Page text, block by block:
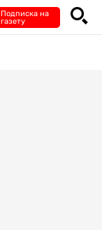
Подписка на
газету